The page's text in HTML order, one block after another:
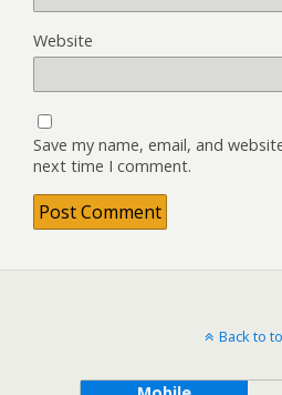
Website
Save my name, email, and
next time I comment.
Back to